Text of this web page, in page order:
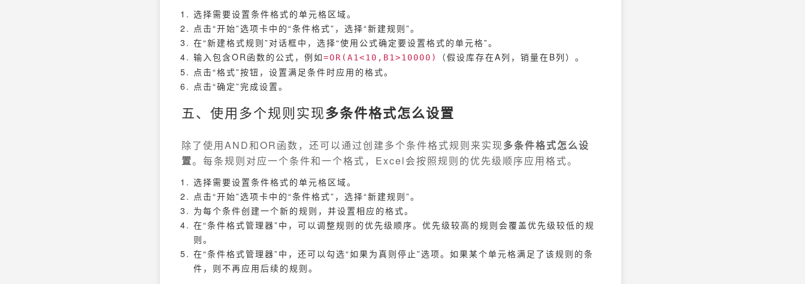
选择需要设置条件格式的单元格区域。
点击“开始”选项卡中的“条件格式”，选择“新建规则”。
在“新建格式规则”对话框中，选择“使用公式确定要设置格式的单元格”。
输入包含OR函数的公式，例如=OR(A1<10,B1>10000)
（假设库存在A列，销量在B列）。
点击“格式”按钮，设置满足条件时应用的格式。
点击“确定”完成设置。
五、使用多个规则实现多条件格式怎么设置
除了使用AND和OR函数，还可以通过创建多个条件格式规则来实现多条件格式怎么设
置。每条规则对应一个条件和一个格式，Excel会按照规则的优先级顺序应用格式。
选择需要设置条件格式的单元格区域。
点击“开始”选项卡中的“条件格式”，选择“新建规则”。
为每个条件创建一个新的规则，并设置相应的格式。
在“条件格式管理器”中，可以调整规则的优先级顺序。优先级较高的规则会覆盖优先级较低的规
则。
在“条件格式管理器”中，还可以勾选“如果为真则停止”选项。如果某个单元格满足了该规则的条
件，则不再应用后续的规则。